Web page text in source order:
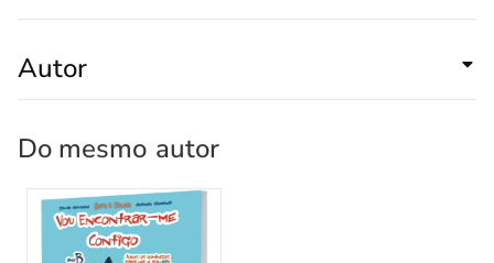
Autor
Do mesmo autor